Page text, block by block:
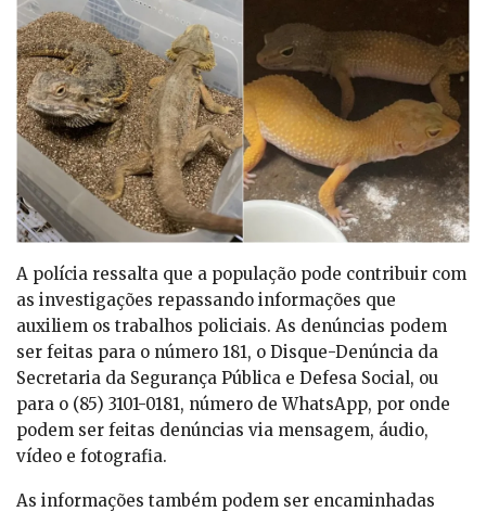
A polícia ressalta que a população pode contribuir com
as investigações repassando informações que
auxiliem os trabalhos policiais. As denúncias podem
ser feitas para o número 181, o Disque-Denúncia da
Secretaria da Segurança Pública e Defesa Social, ou
para o (85) 3101-0181, número de WhatsApp, por onde
podem ser feitas denúncias via mensagem, áudio,
vídeo e fotografia.
As informações também podem ser encaminhadas